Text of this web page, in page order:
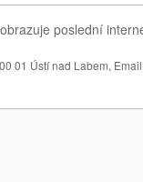
poslední
01 Ústí nad Labem,